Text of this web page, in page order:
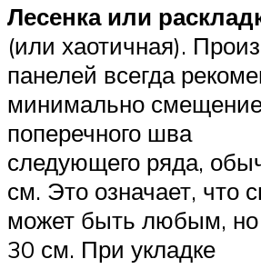
Лесенка или
(или хаотичная).
панелей всегда
минимально
поперечного шва
следующего ряда,
см. Это означает, что
может быть любым,
30 см. При укладке